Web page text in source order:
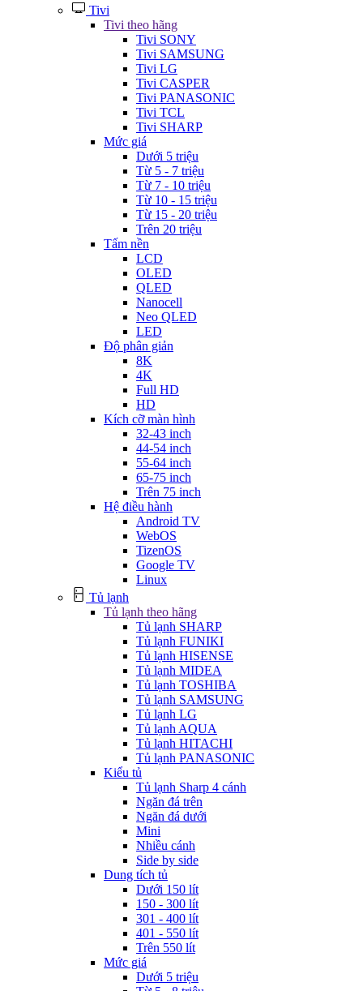
Tivi
Tivi theo hãng
Tivi SONY
Tivi SAMSUNG
Tivi LG
Tivi CASPER
Tivi PANASONIC
Tivi TCL
Tivi SHARP
Mức giá
Dưới 5 triệu
Từ 5 - 7 triệu
Từ 7 - 10 triệu
Từ 10 - 15 triệu
Từ 15 - 20 triệu
Trên 20 triệu
Tấm nền
LCD
OLED
QLED
Nanocell
Neo QLED
LED
Độ phân giản
8K
4K
Full HD
HD
Kích cỡ màn hình
32-43 inch
44-54 inch
55-64 inch
65-75 inch
Trên 75 inch
Hệ điều hành
Android TV
WebOS
TizenOS
Google TV
Linux
Tủ lạnh
Tủ lạnh theo hãng
Tủ lạnh SHARP
Tủ lạnh FUNIKI
Tủ lạnh HISENSE
Tủ lạnh MIDEA
Tủ lạnh TOSHIBA
Tủ lạnh SAMSUNG
Tủ lạnh LG
Tủ lạnh AQUA
Tủ lạnh HITACHI
Tủ lạnh PANASONIC
Kiểu tủ
Tủ lạnh Sharp 4 cánh
Ngăn đá trên
Ngăn đá dưới
Mini
Nhiều cánh
Side by side
Dung tích tủ
Dưới 150 lít
150 - 300 lít
301 - 400 lít
401 - 550 lít
Trên 550 lít
Mức giá
Dưới 5 triệu